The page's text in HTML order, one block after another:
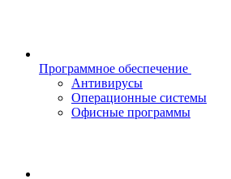
Программное обеспечение
Антивирусы
Операционные системы
Офисные программы